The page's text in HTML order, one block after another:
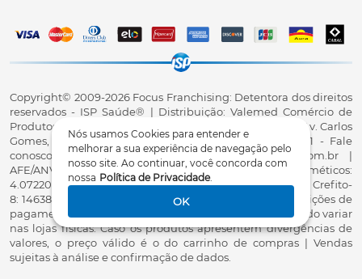
Nós usamos Cookies para entender e
melhorar a sua experiência de navegação pelo
nosso site. Ao continuar, você concorda com
nossa Política de Privacidade.
OK
Copyright©️ 2009-2026 Focus Franchising: Detentora dos direitos
reservados - ISP Saúde®️ | Distribuição: Valemed Comércio de
Produtos para Saúde Ltda - CNPJ: 23.740.880/0001-38 - Av. Carlos
Gomes, 3916, Sl.01, Centro, Cascavel/PR, CEP 85801-091 - Fale
conosco: 0800 7070 010 - qualidade@ispsaude.com.br |
AFE/ANVISA - Dispositivos médicos: 8.18027-9; Cosméticos:
4.07220-8 - Responsável Técnico Karla Almeida Ghiraldi - Crefito-
8: 14638-F | Fotos meramente ilustrativas | Preços e condições de
pagamento exclusivos para compras via Internet, podendo variar
nas lojas físicas. Caso os produtos apresentem divergências de
valores, o preço válido é o do carrinho de compras | Vendas
sujeitas à análise e confirmação de dados.